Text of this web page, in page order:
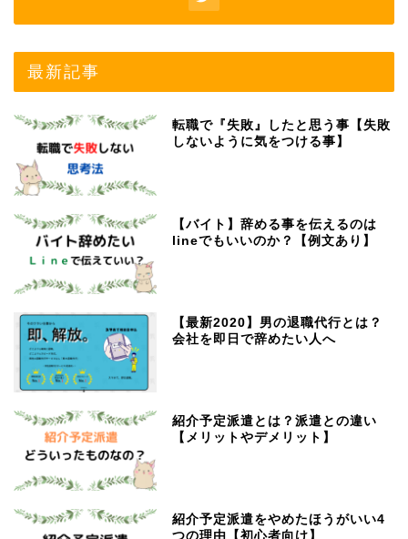
最新記事
転職で『失敗』したと思う事【失敗
しないように気をつける事】
【バイト】辞める事を伝えるのは
lineでもいいのか？【例文あり】
【最新2020】男の退職代行とは？
会社を即日で辞めたい人へ
紹介予定派遣とは？派遣との違い
【メリットやデメリット】
紹介予定派遣をやめたほうがいい4
つの理由【初心者向け】